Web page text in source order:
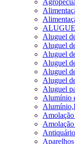
Aluguel
Aluguel
Aluguel
Aluguel
Aluguel
Aluguel
Aluguel
Alumínio
Antiquário